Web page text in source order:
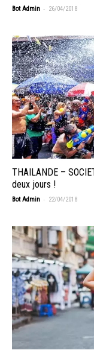
Bot Admin - 26/04/2018
THAILANDE –
deux jours !
Bot Admin - 22/04/2018